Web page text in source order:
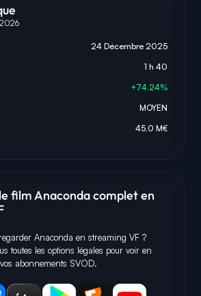
24 Décembre 2025
1 h 40
+74.24%
MOYEN
45,0 M€
film Anaconda complet en
Anaconda en streaming VF ?
toutes les options légales pour voir en
abonnements SVOD.